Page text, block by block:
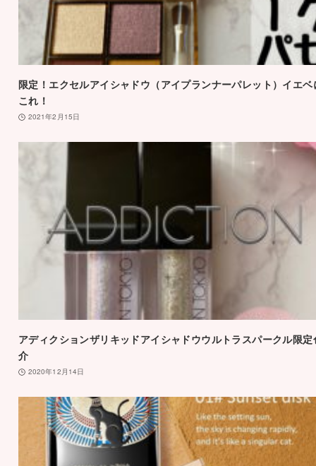
限定！エクセルアイシャドウ（アイプランナーパレット）イエベ
これ！
2021年2月15日
アディクションザリキッドアイシャドウウルトラスパークル限定
介
2020年12月14日